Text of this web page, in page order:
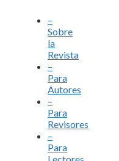
–
Sobre
la
Revista
–
Para
Autores
–
Para
Revisores
–
Para